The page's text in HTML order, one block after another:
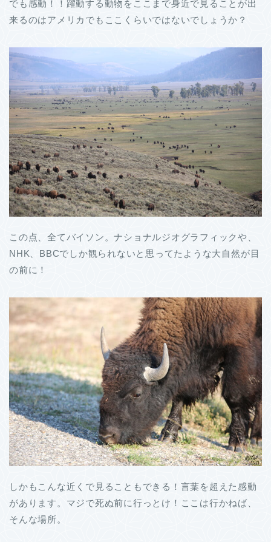
でも感動！！躍動する動物をここまで身近で見ることが出
来るのはアメリカでもここくらいではないでしょうか？
この点、全てバイソン。ナショナルジオグラフィックや、
NHK、BBCでしか観られないと思ってたような大自然が目
の前に！
しかもこんな近くで見ることもできる！言葉を超えた感動
があります。マジで死ぬ前に行っとけ！ここは行かねば、
そんな場所。